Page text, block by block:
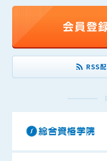
RSS
を、営利を目的として第
に第三者に提供すること
第7条（登録内容の削除）
管理者は、会員が登録した内
恐れのあるものは、会員の承
(1) 登録されている情報が、
(3) 広告掲載料金の支払が遅延
(4) その他、管理者が不適当と
第8条（サービスの変更・中止
管理者は、会員の承諾なく、